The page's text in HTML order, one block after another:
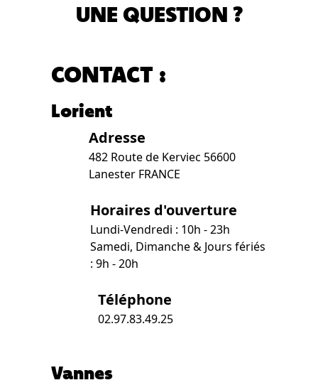
UNE QUESTION ?
CONTACT :
Lorient
Adresse
482 Route de Kerviec 56600
Lanester FRANCE
Horaires d'ouverture
Lundi-Vendredi : 10h - 23h
Samedi, Dimanche & Jours fériés
: 9h - 20h
Téléphone
02.97.83.49.25
Vannes